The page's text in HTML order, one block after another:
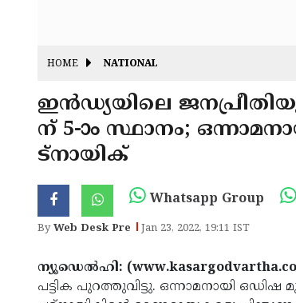
HOME NATIONAL
ഇന്‍ഡ്യയിലെ
ന് 5-ാം സ്ഥാനം;
ട്‌നായിക്
Whatsapp Group
ByWeb Desk Pre Jan 23, 2022, 19:11 IST
ന്യൂഡെല്‍ഹി:
പട്ടിക പുറത്തുവിട്ടു. ഒന്നാമനായി ഒഡിഷ